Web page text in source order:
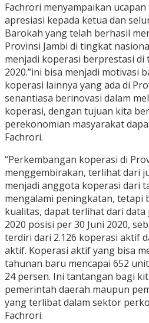
Fachrori menyampaikan
apresiasi kepada ketua dan
Barokah yang telah berhasil
Provinsi Jambi di tingkat
menjadi koperasi berprestasi
2020.”ini bisa menjadi motivasi
koperasi lainnya yang ada di
senantiasa berinovasi dalam
koperasi, dengan tujuan kita
perekonomian masyarakat
Fachrori.
“Perkembangan koperasi di
menggembirakan, terlihat dari
menjadi anggota koperasi dari
mengalami peningkatan, tetapi
kualitas, dapat terlihat dari
2020 posisi per 30 Juni 2020,
terdiri dari 2.126 koperasi aktif
aktif. Koperasi aktif yang bisa
tahunan baru mencapai 652
24 persen. Ini tantangan bagi
pemerintah daerah maupun
yang terlibat dalam sektor
Fachrori.